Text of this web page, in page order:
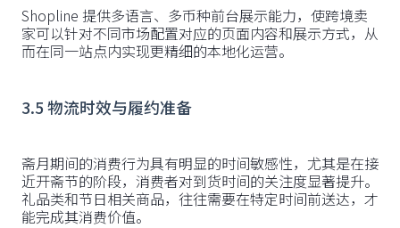
Shopline 提供多语言、多币种前台展示能力，使跨境卖
家可以针对不同市场配置对应的页面内容和展示方式，从
而在同一站点内实现更精细的本地化运营。
3.5 物流时效与履约准备
斋月期间的消费行为具有明显的时间敏感性，尤其是在接
近开斋节的阶段，消费者对到货时间的关注度显著提升。
礼品类和节日相关商品，往往需要在特定时间前送达，才
能完成其消费价值。